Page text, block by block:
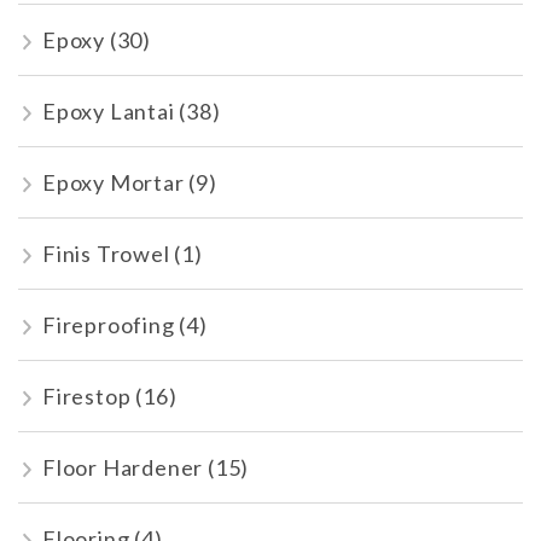
Epoxy (30)
Epoxy Lantai (38)
Epoxy Mortar (9)
Finis Trowel (1)
Fireproofing (4)
Firestop (16)
Floor Hardener (15)